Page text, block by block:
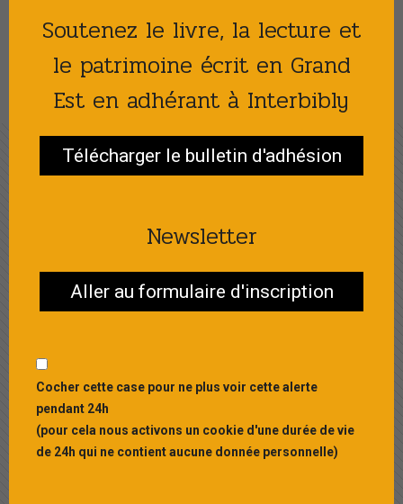
VOIR TOUTES LES ACTUALITÉS
Au fil des ailes
Festival 2025 à
l'heure du bilan
EN SAVOIR PLUS
Soutenez le livre, la lecture et
le patrimoine écrit en Grand
Est en adhérant à Interbibly
Télécharger le bulletin d'adhésion
Newsletter
Aller au formulaire d'inscription
Cocher cette case pour ne plus voir cette alerte
pendant 24h
(pour cela nous activons un cookie d'une durée de vie
de 24h qui ne contient aucune donnée personnelle)